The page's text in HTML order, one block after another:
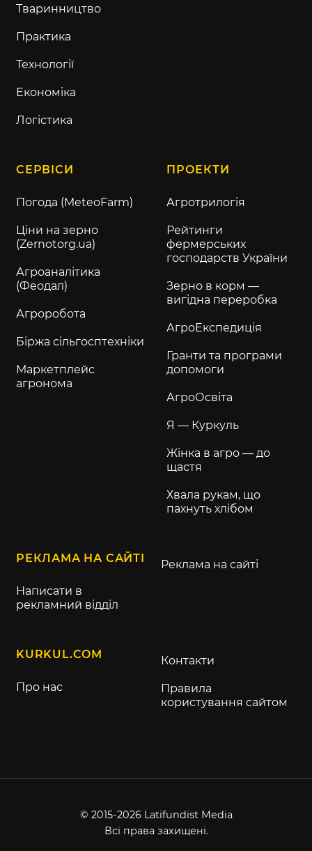
Тваринництво
Практика
Технології
Економіка
Логістика
СЕРВІСИ
Погода (MeteoFarm)
Ціни на зерно
(Zernotorg.ua)
Агроаналітика
(Феодал)
Агроробота
Біржа сільгосптехніки
Маркетплейс
агронома
ПРОЕКТИ
Агротрилогія
Рейтинги
фермерських
господарств України
Зерно в корм —
вигідна переробка
АгроЕкспедиція
Гранти та програми
допомоги
АгроОсвіта
Я — Куркуль
Жінка в агро — до
щастя
Хвала рукам, що
пахнуть хлібом
РЕКЛАМА НА САЙТІ
Написати в
рекламний відділ
Реклама на сайті
KURKUL.COM
Про нас
Контакти
Правила
користування сайтом
© 2015-2026 Latifundist Media
Всі права захищені.